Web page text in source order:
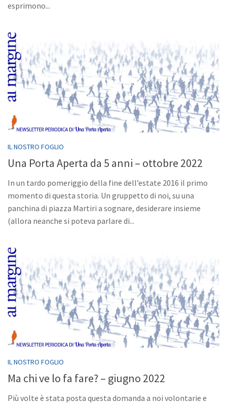
esprimono...
IL NOSTRO FOGLIO
Una Porta Aperta da 5 anni – ottobre 2022
In un tardo pomeriggio della fine dell’estate 2016 il primo
momento di questa storia. Un gruppetto di noi, su una
panchina di piazza Martiri a sognare, desiderare insieme
(allora neanche si poteva parlare di...
IL NOSTRO FOGLIO
Ma chi ve lo fa fare? – giugno 2022
Più volte è stata posta questa domanda a noi volontarie e